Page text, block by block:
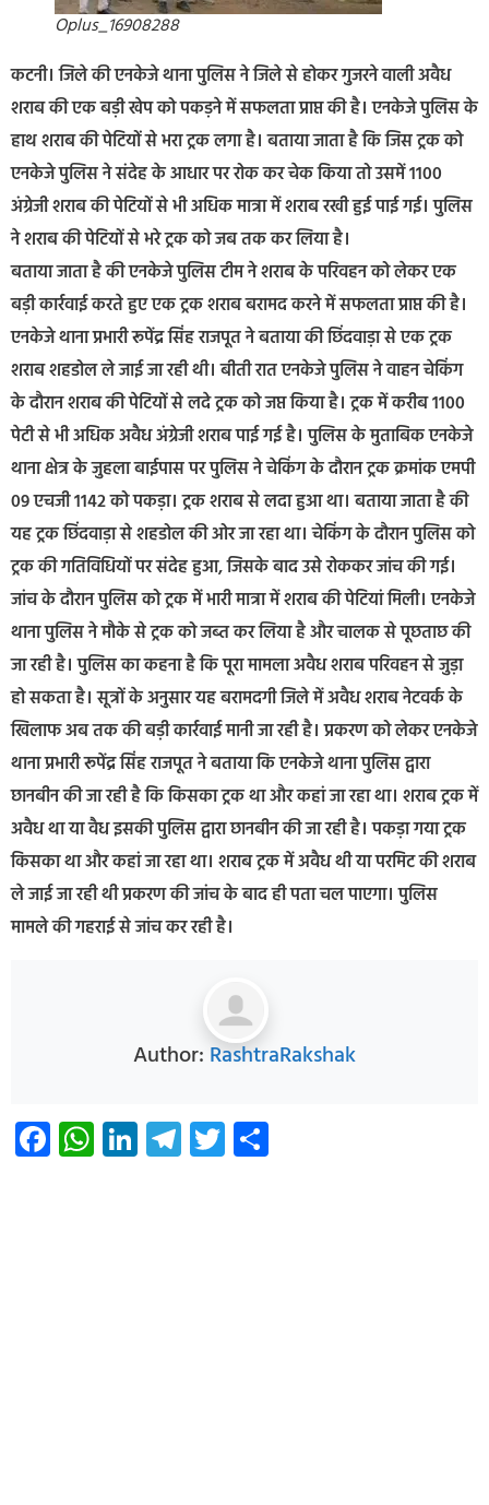
Oplus_16908288
कटनी। जिले की एनकेजे थाना पुलिस ने जिले से होकर गुजरने वाली अवैध
शराब की एक बड़ी खेप को पकड़ने में सफलता प्राप्त की है। एनकेजे पुलिस के
हाथ शराब की पेटियों से भरा ट्रक लगा है। बताया जाता है कि जिस ट्रक को
एनकेजे पुलिस ने संदेह के आधार पर रोक कर चेक किया तो उसमें 1100
अंग्रेजी शराब की पेटियों से भी अधिक मात्रा में शराब रखी हुई पाई गई। पुलिस
ने शराब की पेटियों से भरे ट्रक को जब तक कर लिया है।
बताया जाता है की एनकेजे पुलिस टीम ने शराब के परिवहन को लेकर एक
बड़ी कार्रवाई करते हुए एक ट्रक शराब बरामद करने में सफलता प्राप्त की है।
एनकेजे थाना प्रभारी रूपेंद्र सिंह राजपूत ने बताया की छिंदवाड़ा से एक ट्रक
शराब शहडोल ले जाई जा रही थी। बीती रात एनकेजे पुलिस ने वाहन चेकिंग
के दौरान शराब की पेटियों से लदे ट्रक को जप्त किया है। ट्रक में करीब 1100
पेटी से भी अधिक अवैध अंग्रेजी शराब पाई गई है। पुलिस के मुताबिक एनकेजे
थाना क्षेत्र के जुहला बाईपास पर पुलिस ने चेकिंग के दौरान ट्रक क्रमांक एमपी
09 एचजी 1142 को पकड़ा। ट्रक शराब से लदा हुआ था। बताया जाता है की
यह ट्रक छिंदवाड़ा से शहडोल की ओर जा रहा था। चेकिंग के दौरान पुलिस को
ट्रक की गतिविधियों पर संदेह हुआ, जिसके बाद उसे रोककर जांच की गई।
जांच के दौरान पुलिस को ट्रक में भारी मात्रा में शराब की पेटियां मिली। एनकेजे
थाना पुलिस ने मौके से ट्रक को जब्त कर लिया है और चालक से पूछताछ की
जा रही है। पुलिस का कहना है कि पूरा मामला अवैध शराब परिवहन से जुड़ा
हो सकता है। सूत्रों के अनुसार यह बरामदगी जिले में अवैध शराब नेटवर्क के
खिलाफ अब तक की बड़ी कार्रवाई मानी जा रही है। प्रकरण को लेकर एनकेजे
थाना प्रभारी रूपेंद्र सिंह राजपूत ने बताया कि एनकेजे थाना पुलिस द्वारा
छानबीन की जा रही है कि किसका ट्रक था और कहां जा रहा था। शराब ट्रक में
अवैध था या वैध इसकी पुलिस द्वारा छानबीन की जा रही है। पकड़ा गया ट्रक
किसका था और कहां जा रहा था। शराब ट्रक में अवैध थी या परमिट की शराब
ले जाई जा रही थी प्रकरण की जांच के बाद ही पता चल पाएगा। पुलिस
मामले की गहराई से जांच कर रही है।
Author: RashtraRakshak
Facebook
WhatsApp
LinkedIn
Telegram
Twitter